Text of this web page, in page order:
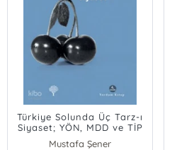
Türkiye Solunda Üç Tarz-ı
Siyaset; YÖN, MDD ve TİP
Mustafa Şener